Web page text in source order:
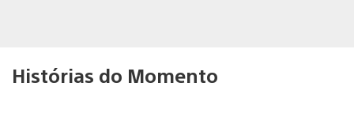
Histórias do Momento